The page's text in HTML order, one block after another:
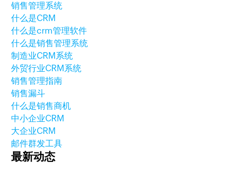
销售管理系统
什么是CRM
什么是crm管理软件
什么是销售管理系统
制造业CRM系统
外贸行业CRM系统
销售管理指南
销售漏斗
什么是销售商机
中小企业CRM
大企业CRM
邮件群发工具
最新动态